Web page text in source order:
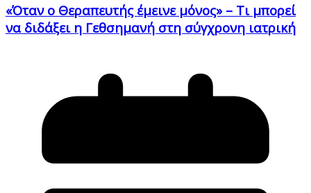
«Όταν ο Θεραπευτής έμεινε μόνος» – Τι μπορεί
να διδάξει η Γεθσημανή στη σύγχρονη ιατρική